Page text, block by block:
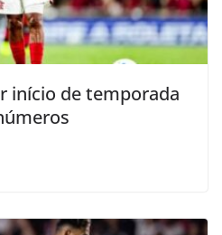
início de temporada